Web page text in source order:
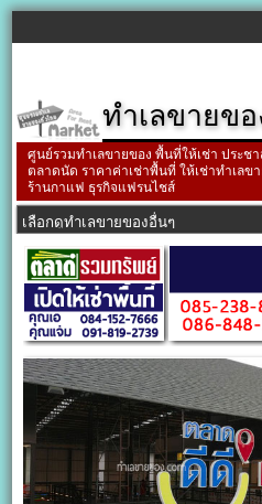
ทำเลขายข
ศูนย์รวมทำเลขายของ พื้นที่ให้เช่า ประ
ตลาดนัด ราคาค่าเช่าพื้นที่ ให้เช่าทำเล
ร้านกาแฟ ธุรกิจแฟรนไชส์